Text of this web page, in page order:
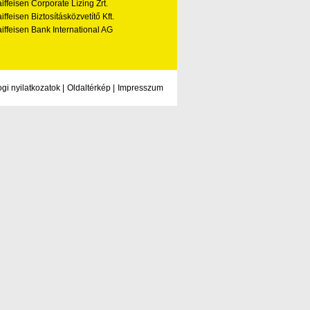
Corporate Lízing Zrt.
Biztosításközvetítő Kft.
Bank International AG
nyilatkozatok | Oldaltérkép | Impresszum